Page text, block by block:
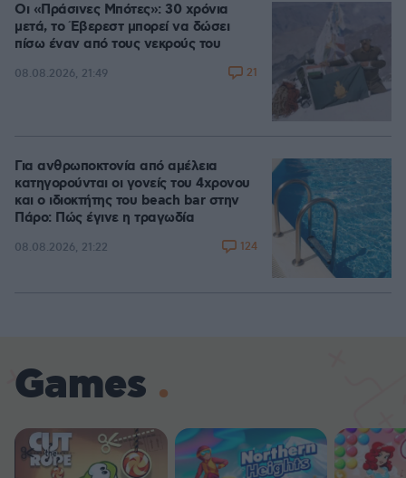
Οι «Πράσινες Μπότες»: 30 χρόνια
μετά, το Έβερεστ μπορεί να δώσει
πίσω έναν από τους νεκρούς του
08.08.2026, 21:49 21
Για ανθρωποκτονία από αμέλεια
κατηγορούνται οι γονείς του 4χρονου
και ο ιδιοκτήτης του beach bar στην
Πάρο: Πώς έγινε η τραγωδία
08.08.2026, 21:22 124
Games